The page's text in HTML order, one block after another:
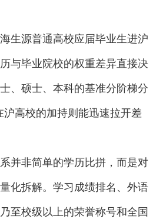
源普通高校应届毕业生进沪
与毕业院校的权重差异直接决
、硕士、本科的基准分阶梯分
沪高校的加持则能迅速拉开差
非简单的学历比拼，而是对
化拆解。学习成绩排名、外语
至校级以上的荣誉称号和全国